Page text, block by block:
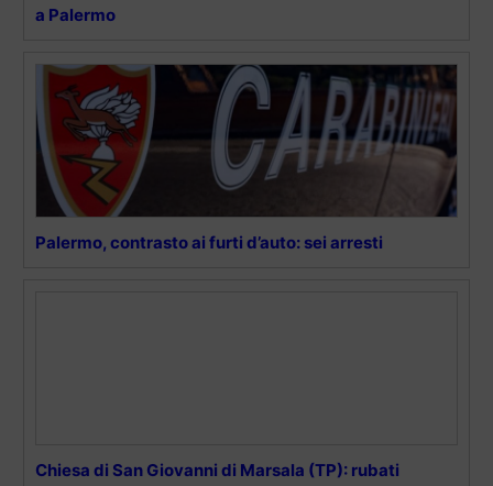
a Palermo
Palermo, contrasto ai furti d’auto: sei arresti
Chiesa di San Giovanni di Marsala (TP): rubati